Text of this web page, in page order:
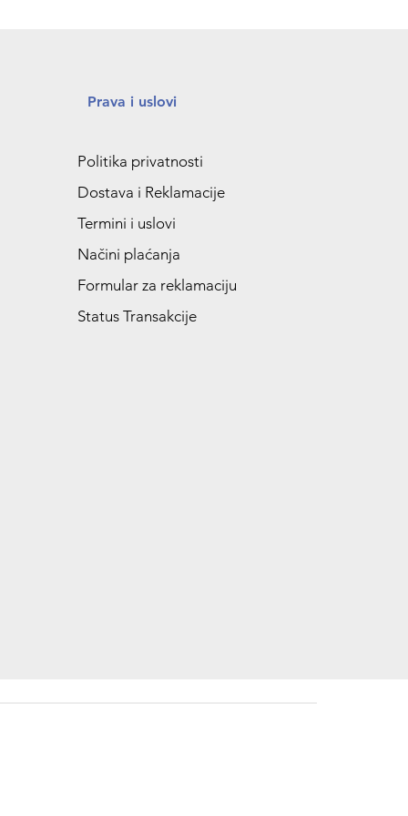
Prava i uslovi
Politika privatnosti
Dostava i Reklamacije
Termini i uslovi
Načini plaćanja
Formular za reklamaciju
Status Transakcije